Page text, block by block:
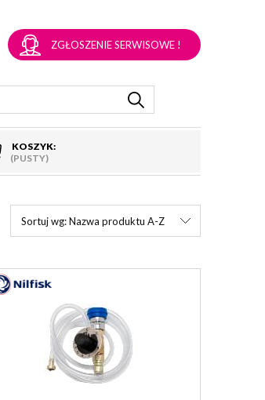
KOSZYK:
(PUSTY)
ZGŁOSZENIE SERWISOWE !
Sortuj wg:Nazwa produktu A-Z